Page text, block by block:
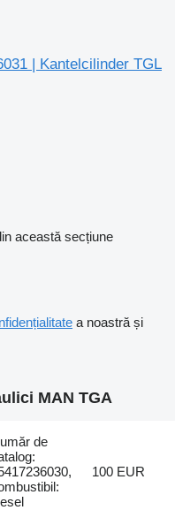
| Kantelcilinder TGL
această secțiune
a noastră și
MAN TGA
de
100 EUR